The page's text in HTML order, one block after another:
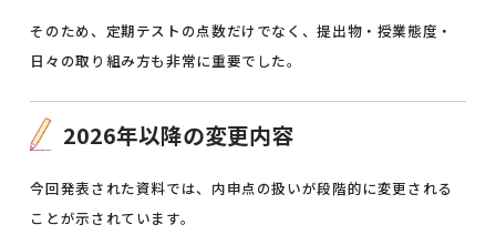
そのため、定期テストの点数だけでなく、提出物・授業態度・
日々の取り組み方も非常に重要でした。
2026年以降の変更内容
今回発表された資料では、内申点の扱いが段階的に変更される
ことが示されています。